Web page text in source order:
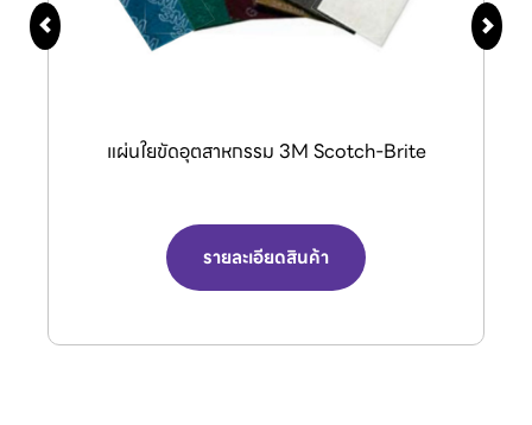
กรรไกรตัดลมอุตสาหกรรม (Air Nipper) จาก
รายละเอียดสินค้า